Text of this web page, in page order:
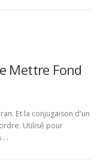
Mettre Fond
Et la conjugaison d'un
Utilisé pour
…